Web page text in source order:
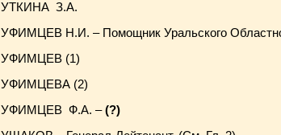
УТКИНА З.А.
УФИМЦЕВ Н.И. – Помощник Уральского
УФИМЦЕВ (1)
УФИМЦЕВА (2)
УФИМЦЕВ Ф.А. –(?)